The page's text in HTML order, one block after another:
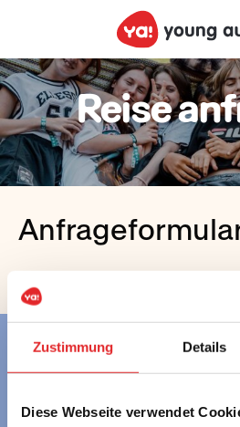
Zustimmung Details
Diese Webseite verwendet
Reise
Gemeinsam